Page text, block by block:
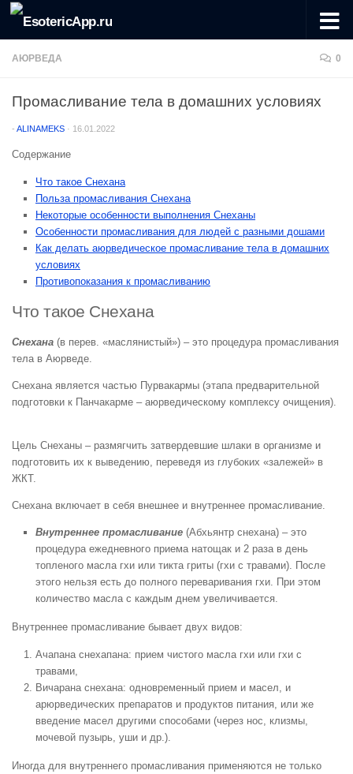
Перейти к содержимому
АЮРВЕДА 0
Промасливание тела в домашних условиях
- ALINAMEKS · 16.01.2022
Содержание
Что такое Снехана
Польза промасливания Снехана
Некоторые особенности выполнения Снеханы
Особенности промасливания для людей с разными дошами
Как делать аюрведическое промасливание тела в домашних
условиях
Противопоказания к промасливанию
Что такое Снехана
Снехана (в перев. «маслянистый») – это процедура промасливания
тела в Аюрведе.
Снехана является частью Пурвакармы (этапа предварительной
подготовки к Панчакарме – аюрведическому комплексу очищения).
Цель Снеханы – размягчить затвердевшие шлаки в организме и
подготовить их к выведению, переведя из глубоких «залежей» в
ЖКТ.
Снехана включает в себя внешнее и внутреннее промасливание.
Внутреннее промасливание (Абхьянтр снехана) – это
процедура ежедневного приема натощак и 2 раза в день
топленого масла гхи или тикта гриты (гхи с травами). После
этого нельзя есть до полного переваривания гхи. При этом
количество масла с каждым днем увеличивается.
Внутреннее промасливание бывает двух видов:
Ачапана снехапана: прием чистого масла гхи или гхи с
травами,
Вичарана снехана: одновременный прием и масел, и
арюрведических препаратов и продуктов питания, или же
введение масел другими способами (через нос, клизмы,
мочевой пузырь, уши и др.).
Иногда для внутреннего промасливания применяются не только